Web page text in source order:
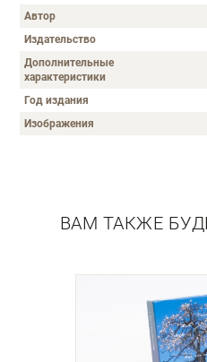
Автор
Издательство
Дополнительные
характеристики
Год издания
Изображения
ВАМ ТАКЖЕ